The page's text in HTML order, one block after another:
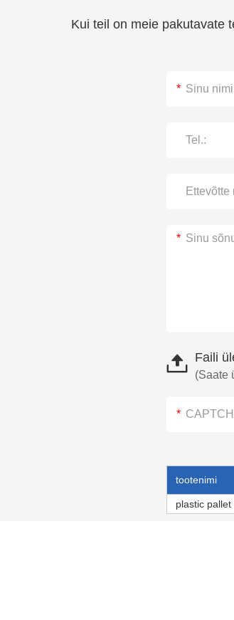
Kui teil on meie pakutavate
Faili
(Saate
tootenimi
plastic pallet